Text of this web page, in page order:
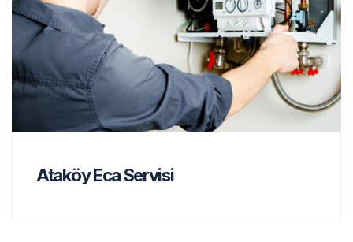
Ataköy Eca Servisi